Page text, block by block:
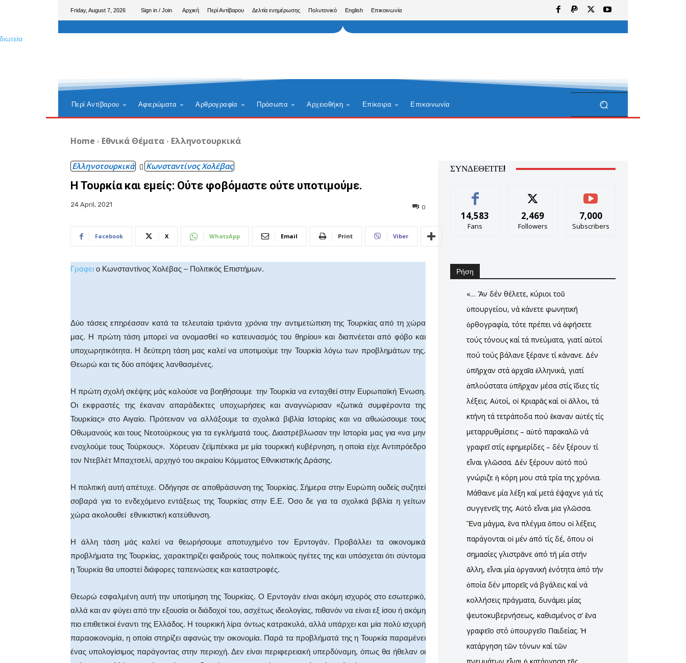
Friday, August 7, 2026 Sign in / Join Αρχική Περί Αντίβαρου Δελτία ενημέρωσης Πολυτονικό English Επικοινωνία
Περί Αντίβαρου Αφιερώματα Αρθρογραφία Πρόσωπα Αρχειοθήκη Επίκαιρα Επικοινωνία
Home Εθνικά Θέματα Ελληνοτουρκικά
Ελληνοτουρκικά Κωνσταντίνος Χολέβας
Η Τουρκία και εμείς: Ούτε φοβόμαστε ούτε υποτιμούμε.
24 April, 2021 0
Facebook X WhatsApp Email Print Viber
Γράφει ο Κωνσταντίνος Χολέβας – Πολιτικός Επιστήμων.
Δύο τάσεις επηρέασαν κατά τα τελευταία τριάντα χρόνια την αντιμετώπιση της Τουρκίας από τη χώρα
μας. Η πρώτη τάση μπορεί να ονομασθεί «ο κατευνασμός του θηρίου» και διαπνέεται από φόβο και
υποχωρητικότητα. Η δεύτερη τάση μας καλεί να υποτιμούμε την Τουρκία λόγω των προβλημάτων της.
Θεωρώ και τις δύο απόψεις λανθασμένες.
Η πρώτη σχολή σκέψης μάς καλούσε να βοηθήσουμε την Τουρκία να ενταχθεί στην Ευρωπαϊκή Ένωση.
Οι εκφραστές της έκαναν απαράδεκτες υποχωρήσεις και αναγνώρισαν «ζωτικά συμφέροντα της
Τουρκίας» στο Αιγαίο. Πρότειναν να αλλάξουμε τα σχολικά βιβλία Ιστορίας και να αθωώσουμε τους
Οθωμανούς και τους Νεοτούρκους για τα εγκλήματά τους. Διαστρέβλωσαν την Ιστορία μας για «να μην
ενοχλούμε τους Τούρκους». Χόρευαν ζεϊμπέκικα με μία τουρκική κυβέρνηση, η οποία είχε Αντιπρόεδρο
τον Ντεβλέτ Μπαχτσελί, αρχηγό του ακραίου Κόμματος Εθνικιστικής Δράσης.
Η πολιτική αυτή απέτυχε. Οδήγησε σε αποθράσυνση της Τουρκίας. Σήμερα στην Ευρώπη ουδείς συζητεί
σοβαρά για το ενδεχόμενο εντάξεως της Τουρκίας στην Ε.Ε. Όσο δε για τα σχολικά βιβλία η γείτων
χώρα ακολουθεί εθνικιστική κατεύθυνση.
Η άλλη τάση μάς καλεί να θεωρήσουμε αποτυχημένο τον Ερντογάν. Προβάλλει τα οικονομικά
προβλήματα της Τουρκίας, χαρακτηρίζει φαιδρούς τους πολιτικούς ηγέτες της και υπόσχεται ότι σύντομα
η Τουρκία θα υποστεί διάφορες ταπεινώσεις και καταστροφές.
Θεωρώ εσφαλμένη αυτή την υποτίμηση της Τουρκίας. Ο Ερντογάν είναι ακόμη ισχυρός στο εσωτερικό,
αλλά και αν φύγει από την εξουσία οι διάδοχοί του, ασχέτως ιδεολογίας, πιθανόν να είναι εξ ίσου ή ακόμη
πιο επιθετικοί έναντι της Ελλάδος. Η τουρκική λίρα όντως κατρακυλά, αλλά υπάρχει και μία πολύ ισχυρή
παραοικονομία, η οποία στηρίζει αφανώς την οικονομία. Παρά τα προβλήματά της η Τουρκία παραμένει
ένας υπολογίσιμος παράγοντας στην περιοχή. Δεν είναι περιφερειακή υπερδύναμη, όπως θα ήθελαν οι
ΣΥΝΔΕΘΕΊΤΕ!
14,583
Fans
2,469
Followers
7,000
Subscribers
Ρήση
«… Ἄν δέν θέλετε, κύριοι τοῦ
ὑπουργείου, νά κάνετε φωνητική
ὀρθογραφία, τότε πρέπει νά ἀφήσετε
τούς τόνους καί τά πνεύματα, γιατί αὐτοί
πού τούς βάλανε ξέρανε τί κάνανε. Δέν
ὑπῆρχαν στά ἀρχαῖα ἑλληνικά, γιατί
ἀπλούστατα ὑπῆρχαν μέσα στίς ἵδιες τίς
λέξεις. Αὐτοί, οἱ Κριαρᾶς καί οἱ ἄλλοι, τά
κτήνη τά τετράποδα πού ἔκαναν αὐτές τίς
μεταρρυθμίσεις – αὐτό παρακαλῶ νά
γραφεῖ στίς ἐφημερίδες – δέν ξέρουν τί
εἶναι γλῶσσα. Δέν ξέρουν αὐτό πού
γνώριζε ἡ κόρη μου στά τρία της χρόνια.
Μάθαινε μία λέξη καί μετά έψαχνε γιά τίς
συγγενεῖς της. Αὐτό εἶναι μὶα γλῶσσα.
Ἕνα μάγμα, ἕνα πλέγμα ὅπου οἱ λέξεις
παράγονται οἱ μέν ἀπό τίς δέ, ὅπου οἱ
σημασίες γλιστρᾶνε ἀπό τή μία στήν
ἄλλη, εἶναι μία ὀργανική ἐνότητα ἀπό τήν
ὀποία δέν μπορεῖς νά βγάλεις καί νά
κολλήσεις πράγματα, δυνάμει μίας
ψευτοκυβερνήσεως, καθισμένος σ’ ἕνα
γραφεῖο στό ὑπουργεῖο Παιδείας. Ἡ
κατάργηση τῶν τόνων καί τῶν